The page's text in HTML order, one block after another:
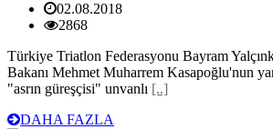
02.08.2018
2868
Türkiye Triatlon Federasyonu Bayram
Bakanı Mehmet Muharrem Kasapoğlu'nun
"asrın güreşçisi" unvanlı [..]
DAHA FAZLA